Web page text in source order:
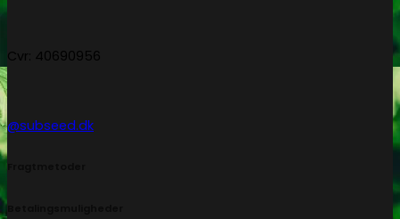
Cvr: 40690956
@subseed.dk